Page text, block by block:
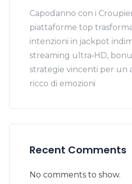
Capodanno con i
piattaforme top
intenzioni in jackpot
streaming ultra‑HD,
strategie vincenti per un
ricco di emozioni
Recent Comments
No comments to show.